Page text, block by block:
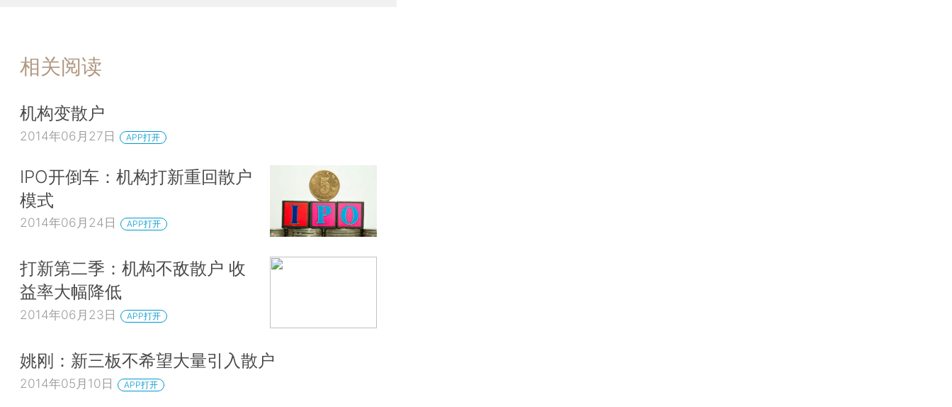
相关阅读
机构变散户
2014年06月27日 APP打开
IPO开倒车：机构打新重回散户
模式
2014年06月24日 APP打开
打新第二季：机构不敌散户 收
益率大幅降低
2014年06月23日 APP打开
姚刚：新三板不希望大量引入散户
2014年05月10日 APP打开